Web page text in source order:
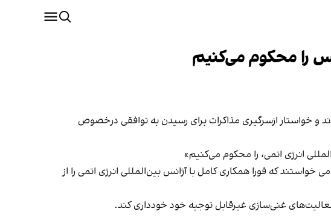
را محکوم می‌کنیم
و خواستار ازسرگیری مذاکرات برای رسیدن به توافقی درخصوص
انرژی اتمی، را محکوم می‌کنیم»
خواستند که فورا همکاری کامل با آژانس بین‌المللی انرژی اتمی را از
غنی‌سازی غیرقابل توجیه خود خودداری کند.